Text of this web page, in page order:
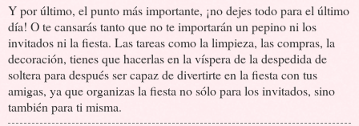
Y por último, el punto más importante, ¡no dejes todo para el último
día! O te cansarás tanto que no te importarán un pepino ni los
invitados ni la fiesta. Las tareas como la limpieza, las compras, la
decoración, tienes que hacerlas en la víspera de la despedida de
soltera para después ser capaz de divertirte en la fiesta con tus
amigas, ya que organizas la fiesta no sólo para los invitados, sino
también para ti misma.